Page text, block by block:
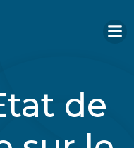
de